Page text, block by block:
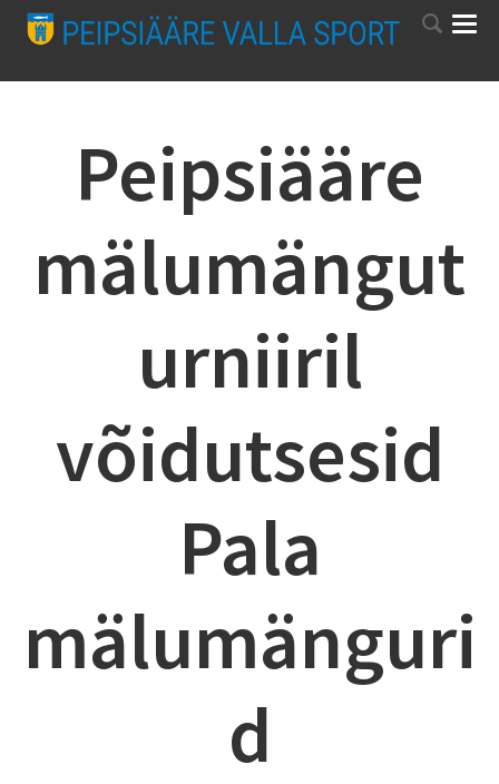
Peipsiääre
mälumängut
urniiril
võidutsesid
Pala
mälumänguri
d